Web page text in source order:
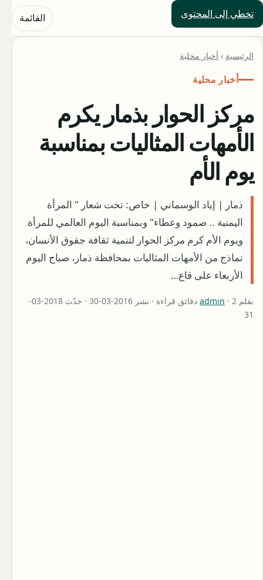
تخطي إلى المحتوى
حلول العالم القائمة
الرئيسية › أخبار محلية
أخبار محلية
مركز الحوار بذمار يكرم
الأمهات المثاليات بمناسبة
يوم الأم
ذمار | إياد الوسماني | خاص: تحت شعار " المرأة
اليمنية .. صمود وعطاء" وبمناسبة اليوم العالمي للمرأة
ويوم الأم كرم مركز الحوار لتنمية ثقافة جقوق الأنسان،
نماذج من الأمهات المثاليات بمحافظة ذمار، صباح اليوم
الأربعاء على قاع…
بقلم admin
· 2 دقائق قراءة · نشر 2016-03-30 · حدّث 2018-03-
31